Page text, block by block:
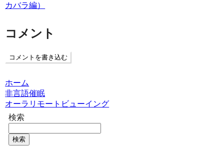
カバラ編）
コメント
コメントを書き込む
ホーム
非言語催眠
オーラリモートビューイング
検索
検索